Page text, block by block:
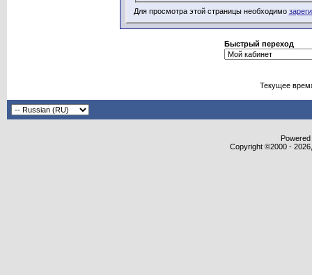
Для просмотра этой страницы необходимо
Быстрый переход
Текущее
Copyright ©2000 -